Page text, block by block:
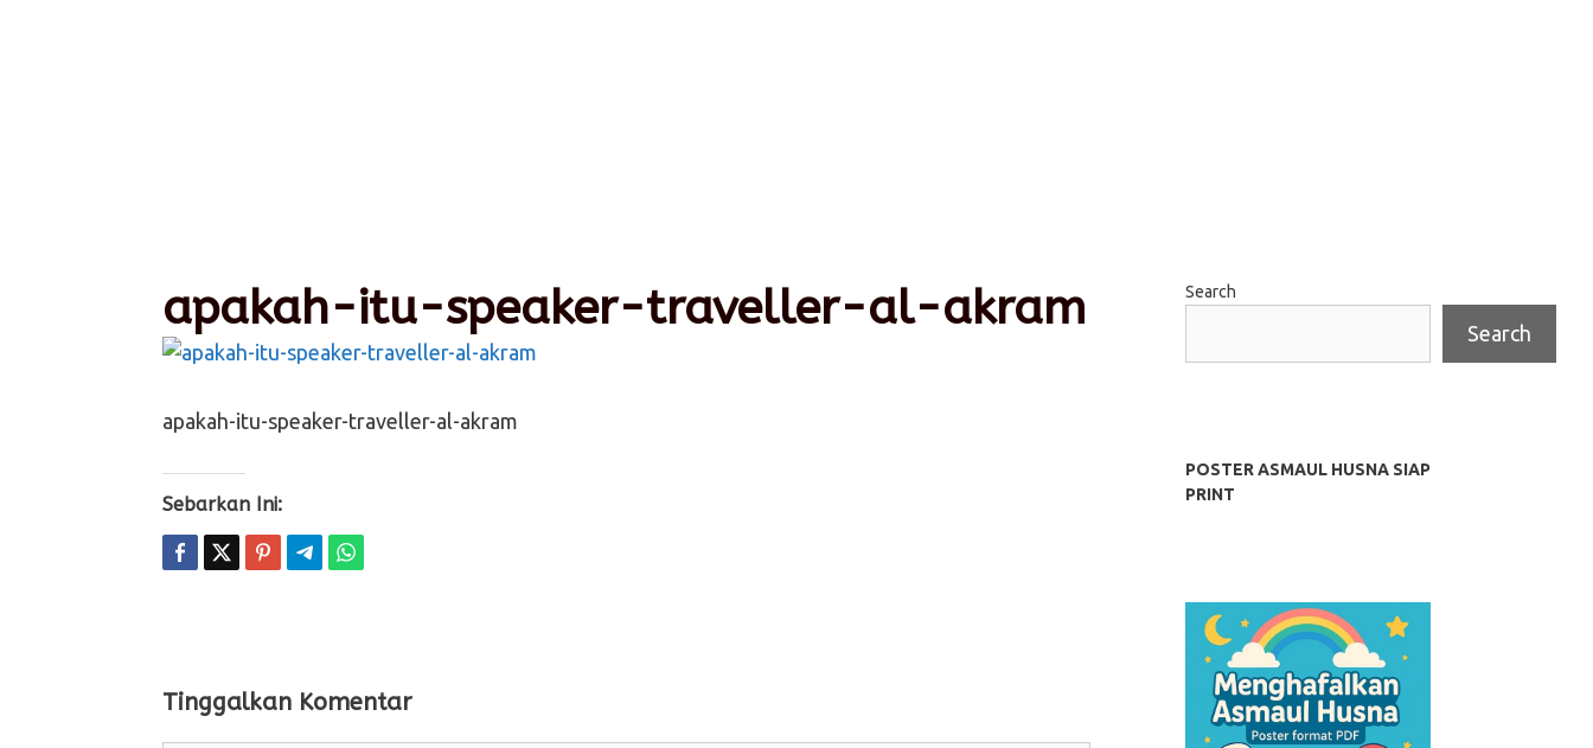
apakah-itu-speaker-traveller-al-akram
apakah-itu-speaker-traveller-al-akram
Sebarkan Ini:
Tinggalkan Komentar
Search
Search
POSTER ASMAUL HUSNA SIAP
PRINT